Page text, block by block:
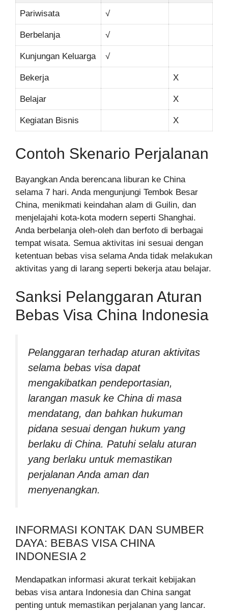
Pariwisata √
Berbelanja √
Kunjungan Keluarga √
Bekerja X
Belajar X
Kegiatan Bisnis X
Contoh Skenario Perjalanan
Bayangkan Anda berencana liburan ke China
selama 7 hari. Anda mengunjungi Tembok Besar
China, menikmati keindahan alam di Guilin, dan
menjelajahi kota-kota modern seperti Shanghai.
Anda berbelanja oleh-oleh dan berfoto di berbagai
tempat wisata. Semua aktivitas ini sesuai dengan
ketentuan bebas visa selama Anda tidak melakukan
aktivitas yang di larang seperti bekerja atau belajar.
Sanksi Pelanggaran Aturan
Bebas Visa China Indonesia
Pelanggaran terhadap aturan aktivitas
selama bebas visa dapat
mengakibatkan pendeportasian,
larangan masuk ke China di masa
mendatang, dan bahkan hukuman
pidana sesuai dengan hukum yang
berlaku di China. Patuhi selalu aturan
yang berlaku untuk memastikan
perjalanan Anda aman dan
menyenangkan.
INFORMASI KONTAK DAN SUMBER
DAYA: BEBAS VISA CHINA
INDONESIA 2
Mendapatkan informasi akurat terkait kebijakan
bebas visa antara Indonesia dan China sangat
penting untuk memastikan perjalanan yang lancar.